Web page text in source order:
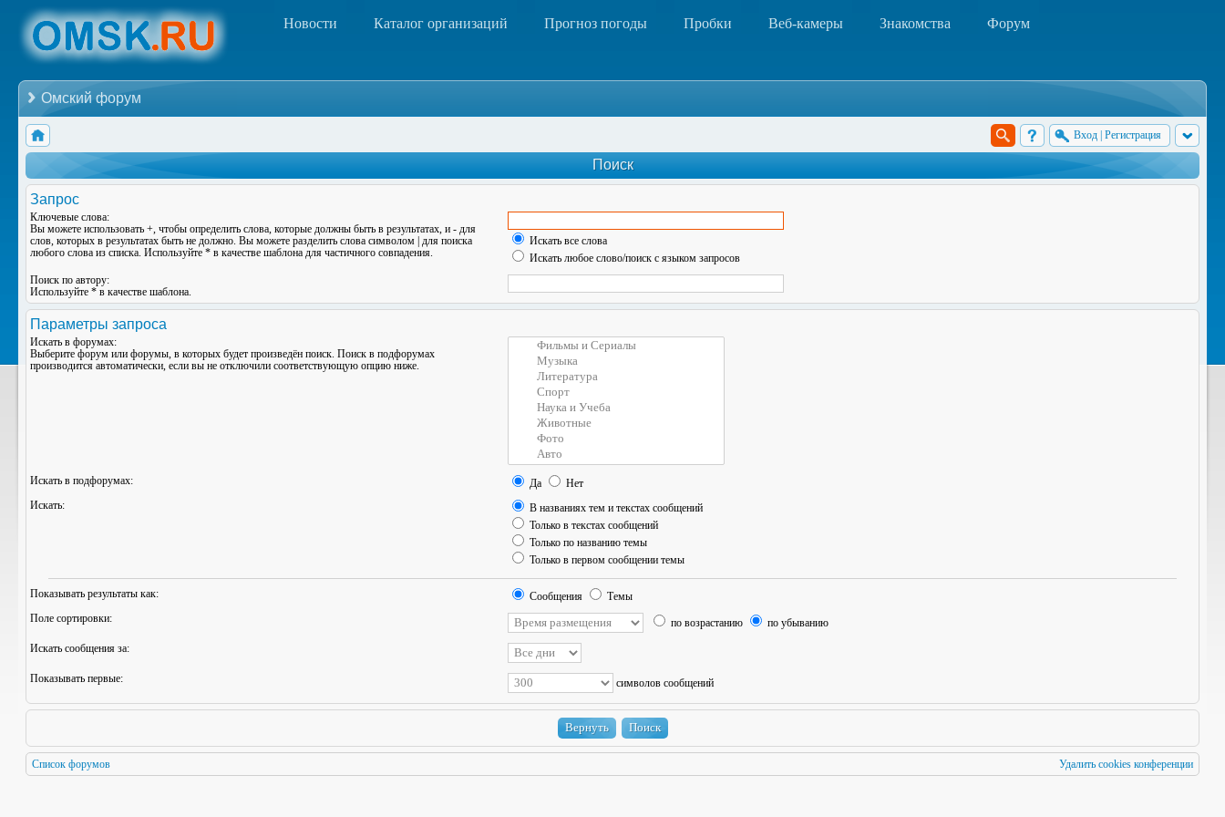
Новости Каталог организаций Прогноз погоды Пробки Веб-камеры Знакомства Форум
Омский форум
Вход Регистрация
Поиск
Запрос
Ключевые слова:
Вы можете использовать +, чтобы определить слова, которые должны быть в результатах, и - для
слов, которых в результатах быть не должно. Вы можете разделить слова символом для поиска
любого слова из списка. Используйте * в качестве шаблона для частичного совпадения.
Искать все слова
Искать любое слово/поиск с языком запросов
Поиск по автору:
Используйте * в качестве шаблона.
Параметры запроса
Искать в форумах:
Выберите форум или форумы, в которых будет произведён поиск. Поиск в подфорумах
производится автоматически, если вы не отключили соответствующую опцию ниже.
Искать в подфорумах: Да
Нет
Искать:
В названиях тем и текстах сообщений
Только в текстах сообщений
Только по названию темы
Только в первом сообщении темы
Показывать результаты как: Сообщения
Темы
Поле сортировки:
по возрастанию
по убыванию
Искать сообщения за:
Показывать первые: символов сообщений
Список форумов Удалить cookies конференции